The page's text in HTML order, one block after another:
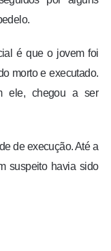
é que o jovem foi
morto e executado.
ele, chegou a ser
de execução. Até a
suspeito havia sido